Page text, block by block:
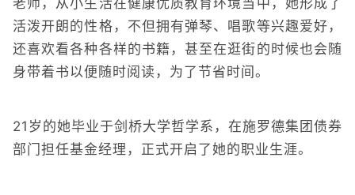
老师，从小生活在健康优质教育环境当中，她形成了
活泼开朗的性格，不但拥有弹琴、唱歌等兴趣爱好，
还喜欢看各种各样的书籍，甚至在逛街的时候也会随
身带着书以便随时阅读，为了节省时间。
21岁的她毕业于剑桥大学哲学系，在施罗德集团债券
部门担任基金经理，正式开启了她的职业生涯。